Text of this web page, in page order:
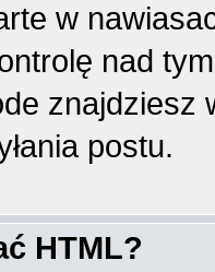
w
nad
postu.
HTML?